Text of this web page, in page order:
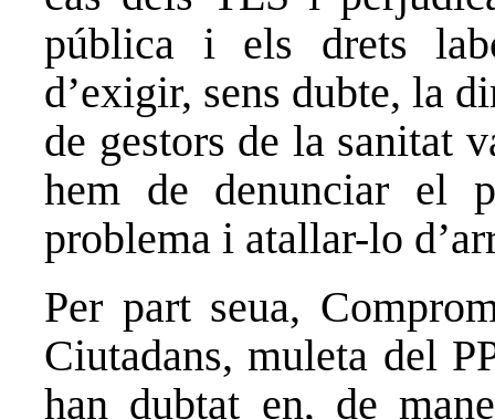
pública i els drets
d’exigir, sens dubte, la
de gestors de la sanitat
hem de denunciar el
problema i atallar-lo
Per part seua,
Ciutadans, muleta del
han dubtat en, de